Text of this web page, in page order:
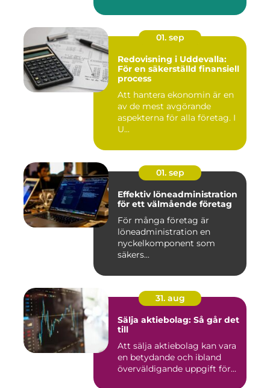
01. sep
Redovisning i Uddevalla:
För en säkerställd finansiell
process
Att hantera ekonomin är en
av de mest avgörande
aspekterna för alla företag. I
U...
01. sep
Effektiv löneadministration
för ett välmående företag
För många företag är
löneadministration en
nyckelkomponent som
säkers...
31. aug
Sälja aktiebolag: Så går det
till
Att sälja aktiebolag kan vara
en betydande och ibland
överväldigande uppgift för...